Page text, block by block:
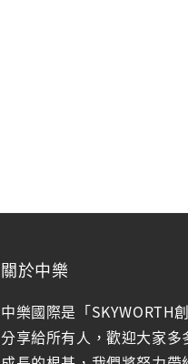
關於中樂
中樂國際是「SKYWORTH
分享給所有人，歡迎大家